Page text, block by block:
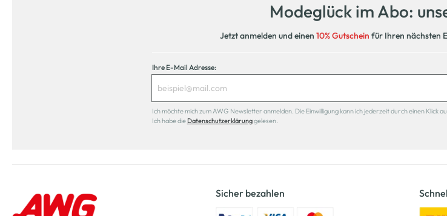
Modeglück im Abo:
Jetzt anmelden und einen 10% Gutschein für Ihren nächsten
Ihre E-Mail Adresse:
Ich möchte mich zum AWG Newsletter anmelden. Die Einwilligung kann ich jederzeit durch einen Klick
Ich habe die Datenschutzerklärunggelesen.
Sicher bezahlen